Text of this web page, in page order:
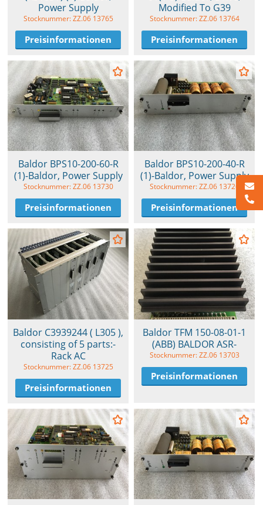
Power Supply
Stocknummer: ZZ.06 13765
Preisinformationen
Modified To G39
Stocknummer: ZZ.06 13764
Preisinformationen
Baldor BPS10-200-60-R
(1)-Baldor, Power Supply
Stocknummer: ZZ.06 13730
Preisinformationen
Baldor BPS10-200-40-R
(1)-Baldor, Power Supply
Stocknummer: ZZ.06 13726
Preisinformationen
Baldor C3939244 ( L305 ),
consisting of 5 parts:-
Rack AC
Stocknummer: ZZ.06 13725
Preisinformationen
Baldor TFM 150-08-01-1
(ABB) BALDOR ASR-
Stocknummer: ZZ.06 13703
Preisinformationen